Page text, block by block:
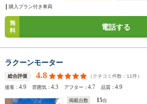
購入プラン付き車両
無
料
電話する
ラクーンモーター
総合評価 4.8 （クチコミ件数： 11件）
接客：4.9 雰囲気：4.3 アフター：4.7 品質：4.9
掲載台数 15台